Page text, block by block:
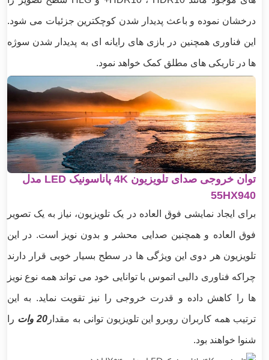
درخشان نموده و باعث پدیدار شدن کوچکترین جزئیات می شود.
این فناوری همچنین در بازی های رایانه ای به پدیدار شدن سوژه
ها در تاریکی های مطلق کمک خواهد نمود.
توان خروجی صدای تلویزیون 4K پاناسونیک LED مدل
55HX940
برای ایجاد نمایشی فوق العاده در یک تلویزیون، نیاز به یک تصویر
فوق العاده و همچنین صدایی محشر و بدون نویز است. در این
تلویزیون هر دوی این ویژگی ها در سطح بسیار خوبی قرار دارند
چراکه فناوری دالبی اتموس با توانایی خود می تواند همه نوع نویز
ها را کاهش داده و قدرت خروجی را نیز تقویت نماید. به این
ترتیب همه کاربران روبرو این تلویزیون توانی به مقدار 20 وات را
شنوا خواهند بود.